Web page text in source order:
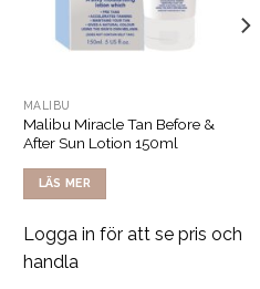
MALIBU
Malibu Miracle Tan Before &
After Sun Lotion 150ml
LÄS MER
Logga in för att se pris och
handla